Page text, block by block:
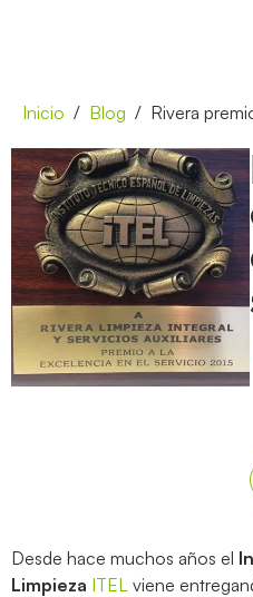
Inicio Blog Rivera
Desde hace muchos años el
Limpieza ITEL viene